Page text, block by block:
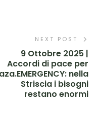
NEXT POST
9 Ottobre 2025 |
Accordi di pace per
nella
Striscia i bisogni
restano enormi